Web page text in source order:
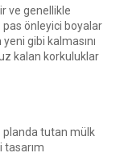
ve genellikle
pas önleyici boyalar
gibi kalmasını
kalan korkuluklar
planda tutan mülk
tasarım